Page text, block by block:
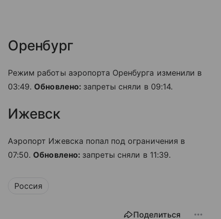
Оренбург
Режим работы аэропорта Оренбурга изменили в
03:49. Обновлено: запреты сняли в 09:14.
Ижевск
Аэропорт Ижевска попал под ограничения в
07:50. Обновлено: запреты сняли в 11:39.
Россия
Поделиться